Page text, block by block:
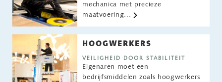
mechanica met precieze
maatvoering...
HOOGWERKERS
VEILIGHEID DOOR STABILITEIT
Eigenaren moet een
bedrijfsmiddelen zoals hoogwerkers